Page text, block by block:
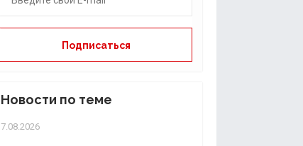
Новости по теме
7.08.2026